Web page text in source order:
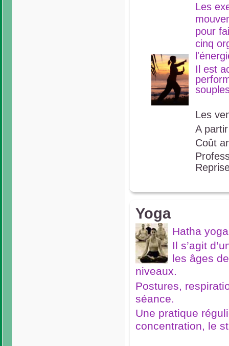
Les
pour
cinq
Il est
Les
A
Coût
Yoga
Hatha yoga
Il s’agit
les âges
niveaux.
Postures,
séance.
Une pratique
concentration, le